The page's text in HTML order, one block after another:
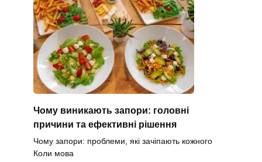
Чому виникають запори: головні
причини та ефективні рішення
Чому запори: проблеми, які зачіпають кожного
Коли мова